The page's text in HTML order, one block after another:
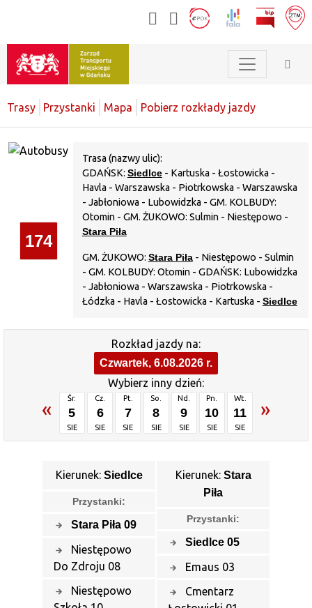
Trasy Przystanki Mapa Pobierz rozkłady jazdy
174
Trasa (nazwy ulic):
GDAŃSK: Siedlce- Kartuska - Łostowicka -
Havla - Warszawska - Piotrkowska - Warszawska
- Jabłoniowa - Lubowidzka - GM. KOLBUDY:
Otomin - GM. ŻUKOWO: Sulmin - Niestępowo -
Stara Piła
GM. ŻUKOWO: Stara Piła- Niestępowo - Sulmin
- GM. KOLBUDY: Otomin - GDAŃSK: Lubowidzka
- Jabłoniowa - Warszawska - Piotrkowska -
Łódzka - Havla - Łostowicka - Kartuska - Siedlce
Rozkład jazdy na:
Czwartek, 6.08.2026 r.
Wybierz inny dzień:
« Śr.
5
SIE
Cz.
6
SIE
Pt.
7
SIE
So.
8
SIE
Nd.
9
SIE
Pn.
10
SIE
Wt.
11
SIE
»
Kierunek: Siedlce
Przystanki:
Stara Piła 09
Niestępowo
Do Zdroju 08
Niestępowo
Kierunek: Stara
Piła
Przystanki:
Siedlce 05
Emaus 03
Cmentarz